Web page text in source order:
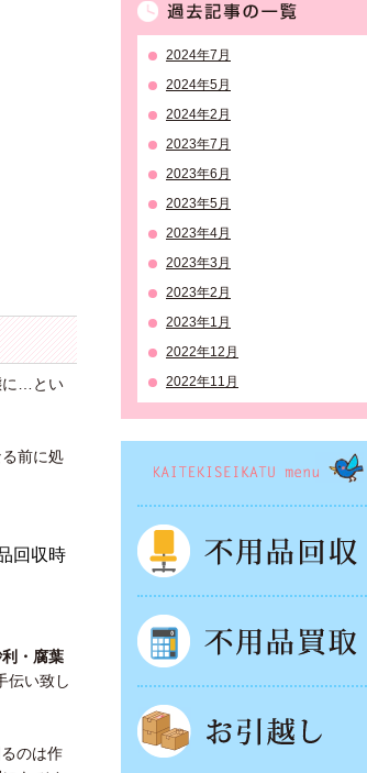
に…とい
前に処
回収時
・腐葉
伝い致し
のは作
2024年7月
2024年5月
2024年2月
2023年7月
2023年6月
2023年5月
2023年4月
2023年3月
2023年2月
2023年1月
2022年12月
2022年11月